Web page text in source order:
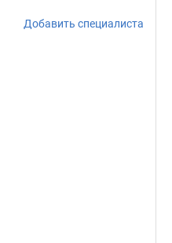
Добавить специалиста